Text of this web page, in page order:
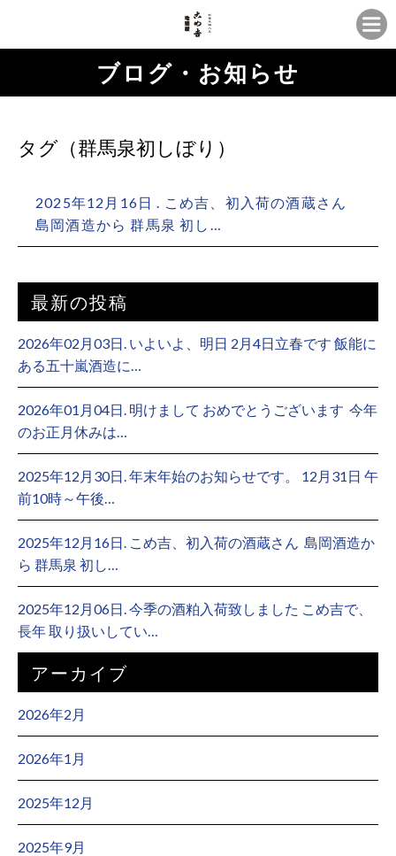
ブログ・お知らせ
タグ（群馬泉初しぼり）
2025年12月16日 . こめ吉、初入荷の酒蔵さん ⁡
島岡酒造から 群馬泉 初し…
最新の投稿
2026年02月03日. いよいよ、明日 2月4日立春です 飯能に
ある五十嵐酒造に…
2026年01月04日. 明けまして おめでとうございます ⁡ 今年
のお正月休みは…
2025年12月30日. 年末年始のお知らせです。 12月31日 午
前10時～午後…
2025年12月16日. こめ吉、初入荷の酒蔵さん ⁡ 島岡酒造か
ら 群馬泉 初し…
2025年12月06日. 今季の酒粕入荷致しました こめ吉で、
長年 取り扱いしてい…
アーカイブ
2026年2月
2026年1月
2025年12月
2025年9月